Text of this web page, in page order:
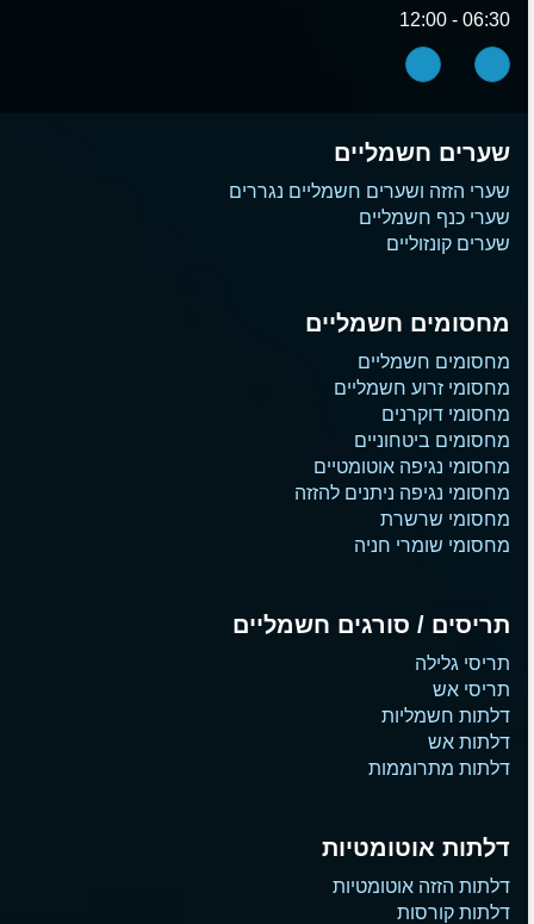
06:30 - 12:00
שערים חשמליים
שערי הזזה ושערים חשמליים נגררים
שערי כנף חשמליים
שערים קונזוליים
מחסומים חשמליים
מחסומים חשמליים
מחסומי זרוע חשמליים
מחסומי דוקרנים
מחסומים ביטחוניים
מחסומי נגיפה אוטומטיים
מחסומי נגיפה ניתנים להזזה
מחסומי שרשרת
מחסומי שומרי חניה
תריסים / סורגים חשמליים
תריסי גלילה
תריסי אש
דלתות חשמליות
דלתות אש
דלתות מתרוממות
דלתות אוטומטיות
דלתות הזזה אוטומטיות
דלתות קורסות